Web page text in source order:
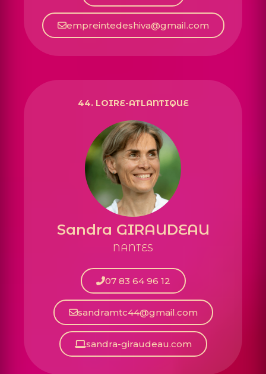
empreintedeshiva@gmail.com
44. LOIRE-ATLANTIQUE
Sandra GIRAUDEAU
NANTES
07 83 64 96 12
sandramtc44@gmail.com
sandra-giraudeau.com